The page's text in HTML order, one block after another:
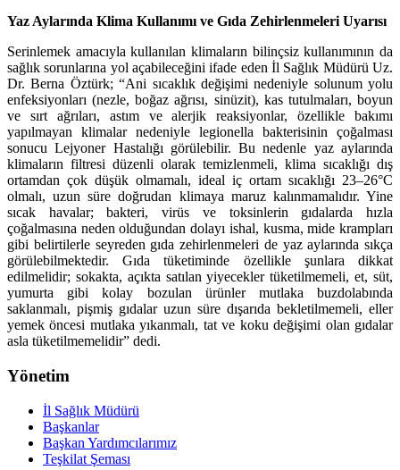
Yaz Aylarında Klima Kullanımı ve Gıda Zehirlenmeleri Uyarısı
Serinlemek amacıyla kullanılan klimaların bilinçsiz kullanımının da
sağlık sorunlarına yol açabileceğini ifade eden İl Sağlık Müdürü Uz.
Dr. Berna Öztürk; “Ani sıcaklık değişimi nedeniyle solunum yolu
enfeksiyonları (nezle, boğaz ağrısı, sinüzit), kas tutulmaları, boyun
ve sırt ağrıları, astım ve alerjik reaksiyonlar, özellikle bakımı
yapılmayan klimalar nedeniyle legionella bakterisinin çoğalması
sonucu Lejyoner Hastalığı görülebilir. Bu nedenle yaz aylarında
klimaların filtresi düzenli olarak temizlenmeli, klima sıcaklığı dış
ortamdan çok düşük olmamalı, ideal iç ortam sıcaklığı 23–26°C
olmalı, uzun süre doğrudan klimaya maruz kalınmamalıdır. Yine
sıcak havalar; bakteri, virüs ve toksinlerin gıdalarda hızla
çoğalmasına neden olduğundan dolayı ishal, kusma, mide krampları
gibi belirtilerle seyreden gıda zehirlenmeleri de yaz aylarında sıkça
görülebilmektedir. Gıda tüketiminde özellikle şunlara dikkat
edilmelidir; sokakta, açıkta satılan yiyecekler tüketilmemeli, et, süt,
yumurta gibi kolay bozulan ürünler mutlaka buzdolabında
saklanmalı, pişmiş gıdalar uzun süre dışarıda bekletilmemeli, eller
yemek öncesi mutlaka yıkanmalı, tat ve koku değişimi olan gıdalar
asla tüketilmemelidir” dedi.
Yönetim
İl Sağlık Müdürü
Başkanlar
Başkan Yardımcılarımız
Teşkilat Şeması